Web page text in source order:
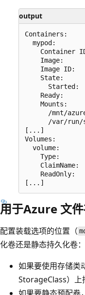
output
Containers:
  mypod:
Container
Image:
Image ID:
State:
Started:
Ready:
    Mounts:
/mnt/
/var/
[...]
Volumes:
  volume:
Type:
ClaimName:
ReadOnly:
用于Azure 文
配置装载选项的位置（
化卷还是静态持久化卷：
如果要使用存储类
StorageClass）上
如果要静态预配卷